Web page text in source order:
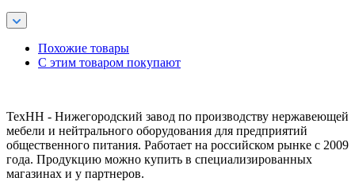
Похожие товары
С этим товаром покупают
ТехНН - Нижегородский завод по производству нержавеющей
мебели и нейтрального оборудования для предприятий
общественного питания. Работает на российском рынке с 2009
года. Продукцию можно купить в специализированных
магазинах и у партнеров.